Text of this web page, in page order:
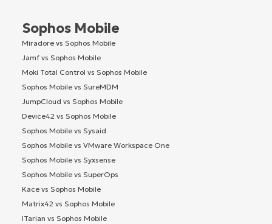
Sophos Mobile
Miradore vs Sophos Mobile
Jamf vs Sophos Mobile
Moki Total Control vs Sophos Mobile
Sophos Mobile vs SureMDM
JumpCloud vs Sophos Mobile
Device42 vs Sophos Mobile
Sophos Mobile vs Sysaid
Sophos Mobile vs VMware Workspace One
Sophos Mobile vs Syxsense
Sophos Mobile vs SuperOps
Kace vs Sophos Mobile
Matrix42 vs Sophos Mobile
ITarian vs Sophos Mobile